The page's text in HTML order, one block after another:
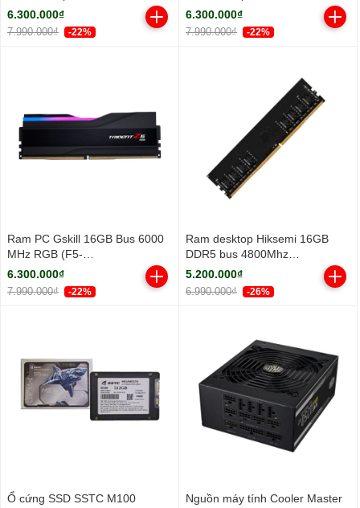
6000J3636F16GX1-TZ5RW)
6.300.000₫
7.990.000₫ -22%
6000J3636F16GX1-TZ5RS)
6.300.000₫
7.990.000₫ -22%
Ram PC Gskill 16GB Bus 6000
MHz RGB (F5-
6000J3636F16GX1-TZ5RK)
6.300.000₫
7.990.000₫ -22%
Ram desktop Hiksemi 16GB
DDR5 bus 4800Mhz
(HSC516U48Z1-16G)
5.200.000₫
6.990.000₫ -26%
Ổ cứng SSD SSTC M100
Nguồn máy tính Cooler Master